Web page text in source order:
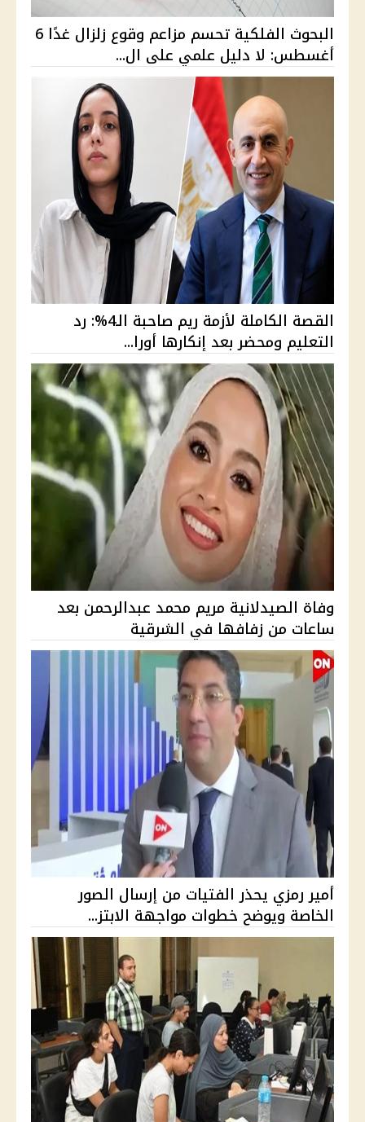
البحوث الفلكية تحسم مزاعم وقوع زلزال غدًا 6
أغسطس: لا دليل علمي على ال...
القصة الكاملة لأزمة ريم صاحبة الـ4%: رد
التعليم ومحضر بعد إنكارها أورا...
وفاة الصيدلانية مريم محمد عبدالرحمن بعد
ساعات من زفافها في الشرقية
أمير رمزي يحذر الفتيات من إرسال الصور
الخاصة ويوضح خطوات مواجهة الابتز...